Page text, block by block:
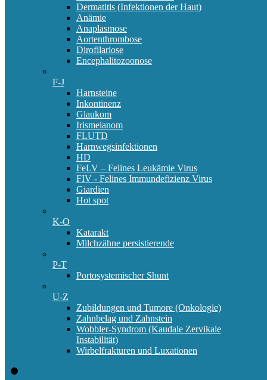
Dermatitis (Infektionen der Haut)
Anämie
Anaplasmose
Aortenthrombose
Dirofilariose
Encephalitozoonose
F-J
Harnsteine
Inkontinenz
Glaukom
Irismelanom
FLUTD
Harnwegsinfektionen
HD
FeLV – Felines Leukämie Virus
FIV - Felines Immundefizienz Virus
Giardien
Hot spot
K-O
Katarakt
Milchzähne persistierende
P-T
Portosystemischer Shunt
U-Z
Zubildungen und Tumore (Onkologie)
Zahnbelag und Zahnstein
Wobbler-Syndrom (Kaudale Zervikale
Instabilität)
Wirbelfrakturen und Luxationen